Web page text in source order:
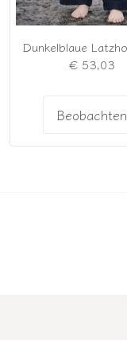
€ 53,03
Beobachten